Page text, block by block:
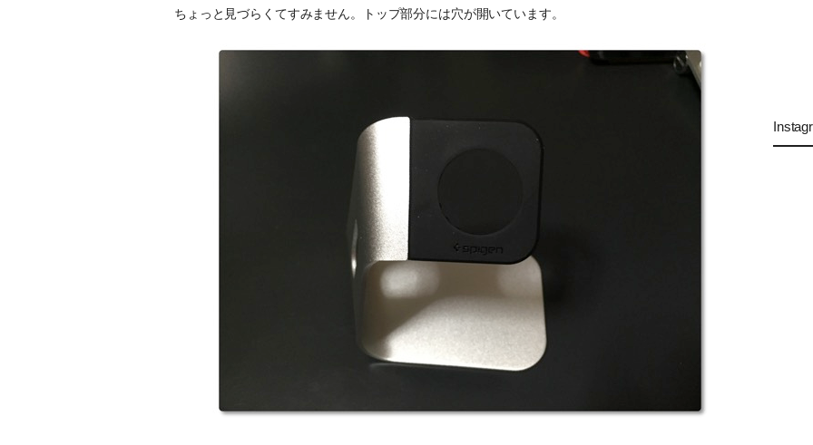
ちょっと見づらくてすみません。トップ部分には穴が開いています。